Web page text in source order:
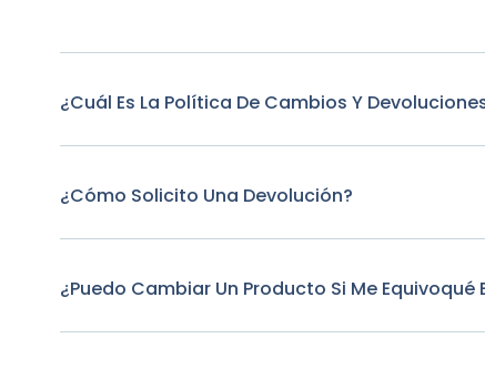
¿Cuál Es La Política De Cambios Y
¿Cómo Solicito Una Devolución?
¿Puedo Cambiar Un Producto Si Me Equivoqué